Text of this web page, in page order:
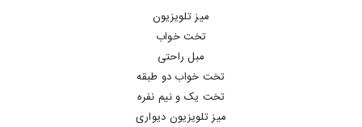
میز تلویزیون
تخت خواب
مبل راحتی
تخت خواب دو طبقه
تخت یک و نیم نفره
میز تلویزیون دیواری